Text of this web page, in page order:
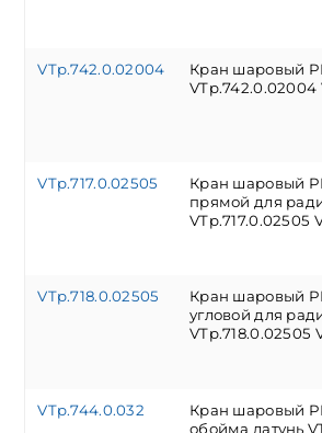
VTp.742.0.02004
Кран шаровый
VTp.742.0.02004
VTp.717.0.02505
Кран шаровый
прямой для
VTp.717.0.02505
VTp.718.0.02505
Кран шаровый
угловой для
VTp.718.0.02505
VTp.744.0.032
Кран шаровый
обойма латунь